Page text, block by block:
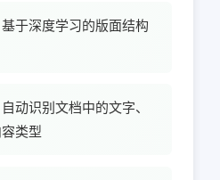
基于深度学习的版面结构
动识别文档中的文字、
类型